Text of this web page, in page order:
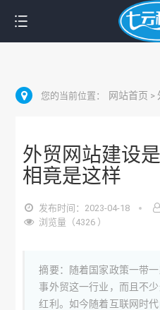
您的当前位置： 网站首页 >
外贸网站建设
相竟是这样
发布时间：2023-04-18
浏览量（4326 ）
摘要：随着国家政策一带
事外贸这一行业，而且不
红利。如今随着互联网时